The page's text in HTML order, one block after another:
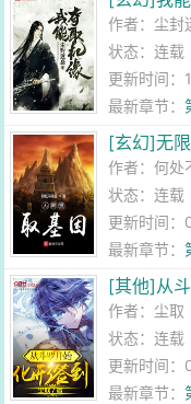
作者： 尘封
状态：连载
更新时间：
最新章节：
[玄幻]无
作者：何处
状态：连载
更新时间
最新章节：
[其他]从
作者： 尘取
状态：连载
更新时间
最新章节：